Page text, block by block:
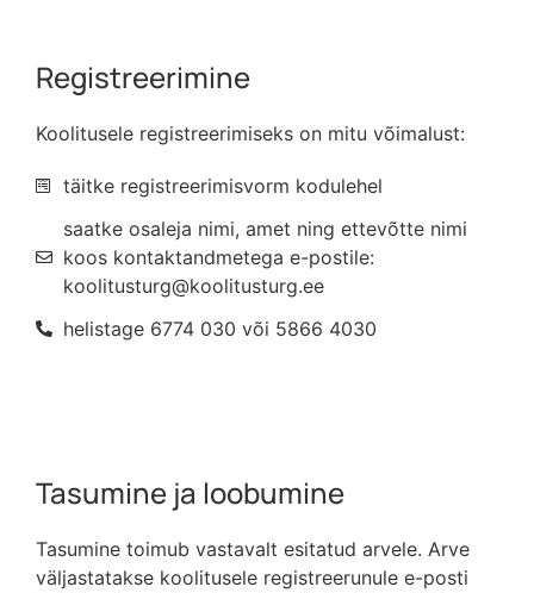
Registreerimine
Koolitusele registreerimiseks on mitu võimalust:
täitke registreerimisvorm kodulehel
saatke osaleja nimi, amet ning ettevõtte nimi
koos kontaktandmetega e-postile:
koolitusturg@koolitusturg.ee
helistage 6774 030 või 5866 4030
Tasumine ja loobumine
Tasumine toimub vastavalt esitatud arvele. Arve
väljastatakse koolitusele registreerunule e-posti